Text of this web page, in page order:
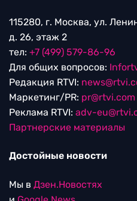
115280, г. Москва, ул.
д. 26, этаж 2
тел: +7 (499) 579-86-96
Для общих вопросов:
Редакция RTVI:
Маркетинг/PR: pr@rtvi.com
Реклама RTVI: adv-
Партнерские материалы
Достойные новости
Мы в Дзен.Новостях